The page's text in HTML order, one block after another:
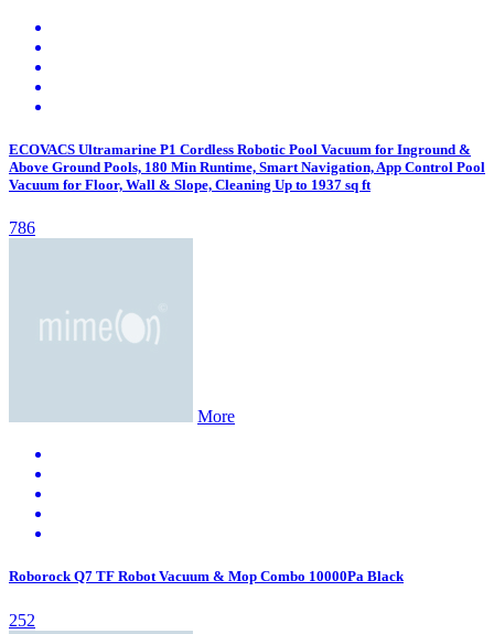
ECOVACS Ultramarine P1 Cordless Robotic Pool Vacuum for Inground &
Above Ground Pools, 180 Min Runtime, Smart Navigation, App Control Pool
Vacuum for Floor, Wall & Slope, Cleaning Up to 1937 sq ft
786
More
Roborock Q7 TF Robot Vacuum & Mop Combo 10000Pa Black
252